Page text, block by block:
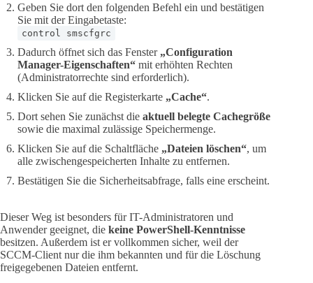
Geben Sie dort den folgenden Befehl ein und bestätigen
Sie mit der Eingabetaste:
control smscfgrc
Dadurch öffnet sich das Fenster „Configuration
Manager-Eigenschaften“ mit erhöhten Rechten
(Administratorrechte sind erforderlich).
Klicken Sie auf die Registerkarte „Cache“.
Dort sehen Sie zunächst die aktuell belegte Cachegröße
sowie die maximal zulässige Speichermenge.
Klicken Sie auf die Schaltfläche „Dateien löschen“, um
alle zwischengespeicherten Inhalte zu entfernen.
Bestätigen Sie die Sicherheitsabfrage, falls eine erscheint.
Dieser Weg ist besonders für IT-Administratoren und
Anwender geeignet, die keine PowerShell-Kenntnisse
besitzen. Außerdem ist er vollkommen sicher, weil der
SCCM-Client nur die ihm bekannten und für die Löschung
freigegebenen Dateien entfernt.